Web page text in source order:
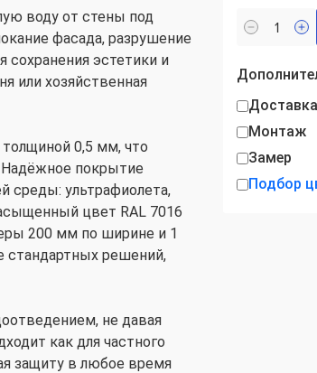
Доставка
Монтаж
Замер
Подбор
воду от стены под
фасада, разрушение
сохранения эстетики и
или хозяйственная
толщиной 0,5 мм, что
покрытие
среды: ультрафиолета,
цвет RAL 7016
200 мм по ширине и 1
стандартных решений,
не давая
как для частного
защиту в любое время